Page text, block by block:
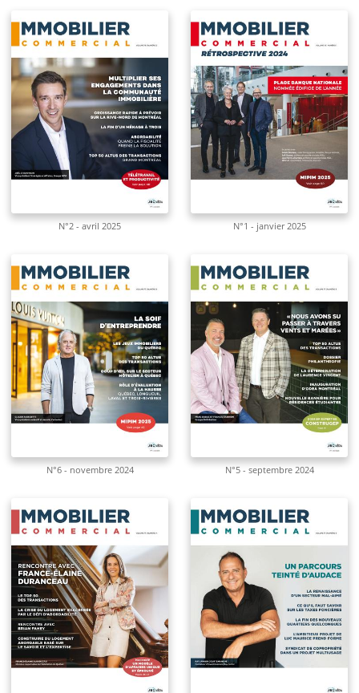
N°2 - avril 2025 N°1 - janvier 2025
N°6 - novembre 2024 N°5 - septembre 2024